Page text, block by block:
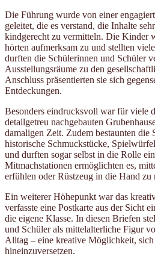
Die Führung wurde von einer
geleitet, die es verstand, die Inhalte
kindgerecht zu vermitteln. Die Kinder
hörten aufmerksam zu und stellten
durften die Schülerinnen und Schüler
Ausstellungsräume zu den
Anschluss präsentierten sie sich
Entdeckungen.
Besonders eindrucksvoll war für viele
detailgetreu nachgebauten
damaligen Zeit. Zudem bestaunten die
historische Schmuckstücke,
und durften sogar selbst in die Rolle
Mitmachstationen ermöglichten es,
erfühlen oder Rüstzeug in die Hand zu
Ein weiterer Höhepunkt war das
verfasste eine Postkarte aus der Sicht
die eigene Klasse. In diesen Briefen
und Schüler als mittelalterliche Figur
Alltag – eine kreative Möglichkeit,
hineinzuversetzen.